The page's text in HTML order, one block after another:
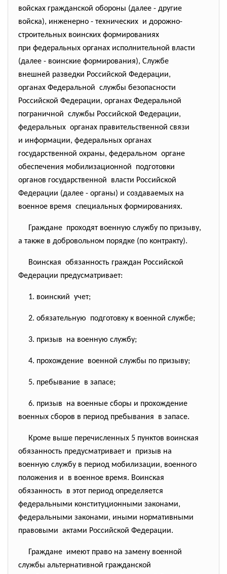
войсках гражданской обороны (далее - другие
войска), инженерно - технических и дорожно-
строительных воинских формированиях
при федеральных органах исполнительной власти
(далее - воинские формирования), Службе
внешней разведки Российской Федерации,
органах Федеральной службы безопасности
Российской Федерации, органах Федеральной
пограничной службы Российской Федерации,
федеральных органах правительственной связи
и информации, федеральных органах
государственной охраны, федеральном органе
обеспечения мобилизационной подготовки
органов государственной власти Российской
Федерации (далее - органы) и создаваемых на
военное время специальных формированиях.
Граждане проходят военную службу по призыву,
а также в добровольном порядке (по контракту).
Воинская обязанность граждан Российской
Федерации предусматривает:
1. воинский учет;
2. обязательную подготовку к военной службе;
3. призыв на военную службу;
4. прохождение военной службы по призыву;
5. пребывание в запасе;
6. призыв на военные сборы и прохождение
военных сборов в период пребывания в запасе.
Кроме выше перечисленных 5 пунктов воинская
обязанность предусматривает и призыв на
военную службу в период мобилизации, военного
положения и в военное время. Воинская
обязанность в этот период определяется
федеральными конституционными законами,
федеральными законами, иными нормативными
правовыми актами Российской Федерации.
Граждане имеют право на замену военной
службы альтернативной гражданской